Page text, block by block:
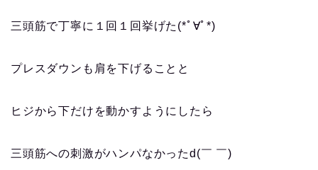
三頭筋で丁寧に１回１回挙げた(*ﾟ∀ﾟ*)
プレスダウンも 肩を下げることと
ヒジから下だけを動かす ようにしたら
三頭筋への刺激がハンパなかったd(￣ ￣)